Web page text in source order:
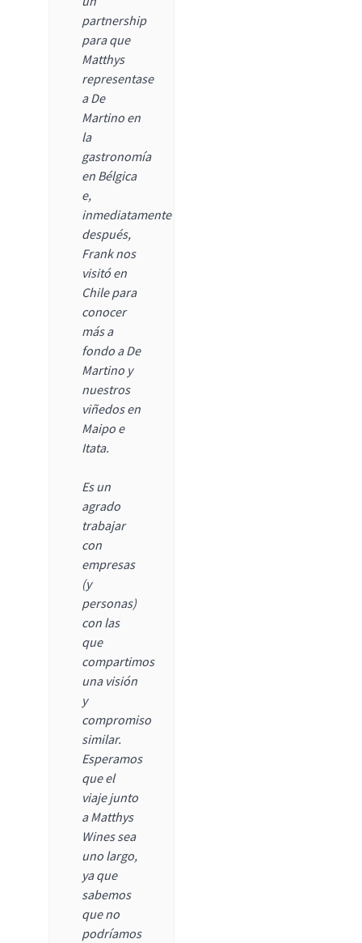
partnership
para que
Matthys
representase
a De
Martino en
la
gastronomía
en Bélgica
e,
inmediatamente
después,
Frank nos
visitó en
Chile para
conocer
más a
fondo a De
Martino y
nuestros
viñedos en
Maipo e
Itata.
Es un
agrado
trabajar
con
empresas
(y
personas)
con las
que
compartimos
una visión
y
compromiso
similar.
Esperamos
que el
viaje junto
a Matthys
Wines sea
uno largo,
ya que
sabemos
que no
podríamos